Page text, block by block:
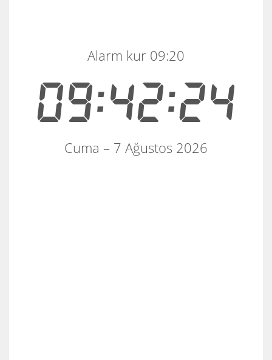
09:42:24
Alarm kur 09:20
Cuma – 7 Ağustos 2026